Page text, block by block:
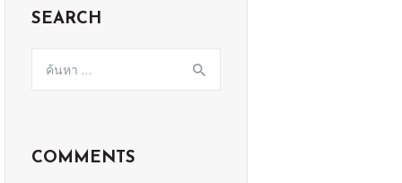
SEARCH
สำหรับ:
COMMENTS